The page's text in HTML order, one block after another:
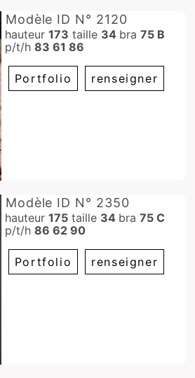
Modèle ID N° 2120
hauteur 173 taille 34 bra 75 B
p/t/h 83 61 86
Portfolio renseigner
Modèle ID N° 2350
hauteur 175taille 34 bra 75 C
p/t/h 86 62 90
Portfolio renseigner